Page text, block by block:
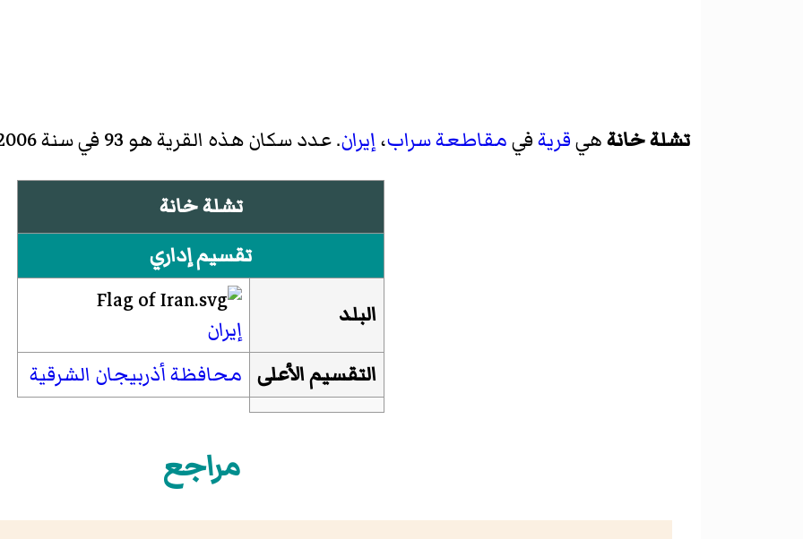
تشلة خانةهيقريةفيمقاطعة سراب،إيران. عدد سكان هذه القرية هو 93 في سنة 2006.
تشلة خانة
تقسيم إداري
البلد
إيران
التقسيم الأعلى محافظة أذربيجان الشرقية
مراجع